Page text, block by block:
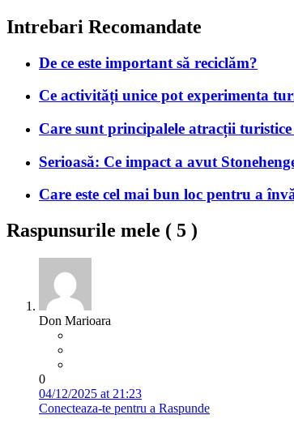
Intrebari Recomandate
De ce este important să reciclăm?
Ce activități unice pot experimenta
Care sunt principalele atracții
Serioasă: Ce impact a avut
Care este cel mai bun loc pentru a
Raspunsurile mele ( 5 )
Don Marioara
0
04/12/2025 at 21:23
Conecteaza-te pentru a Raspunde